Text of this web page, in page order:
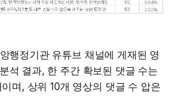
행정기관 유튜브 채널에 게재된 영
석 결과, 한 주간 확보된 댓글 수는
며, 상위 10개 영상의 댓글 수 압은